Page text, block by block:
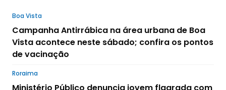
Boa Vista
Campanha Antirrábica na área urbana de Boa
Vista acontece neste sábado; confira os pontos
de vacinação
Roraima